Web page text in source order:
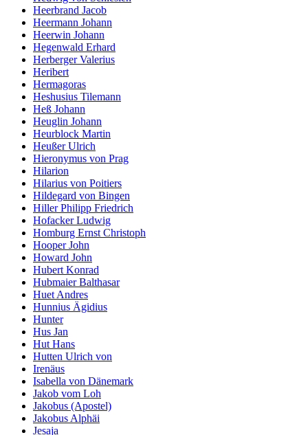
Heerbrand Jacob
Heermann Johann
Heerwin Johann
Hegenwald Erhard
Herberger Valerius
Heribert
Hermagoras
Heshusius Tilemann
Heß Johann
Heuglin Johann
Heurblock Martin
Heußer Ulrich
Hieronymus von Prag
Hilarion
Hilarius von Poitiers
Hildegard von Bingen
Hiller Philipp Friedrich
Hofacker Ludwig
Homburg Ernst Christoph
Hooper John
Howard John
Hubert Konrad
Hubmaier Balthasar
Huet Andres
Hunnius Ägidius
Hunter
Hus Jan
Hut Hans
Hutten Ulrich von
Irenäus
Isabella von Dänemark
Jakob vom Loh
Jakobus (Apostel)
Jakobus Alphäi
Jesaja